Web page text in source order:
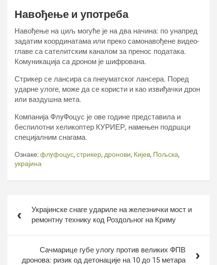
Навођење и употреба
Навођење на циљ могуће је на два начина: по унапред
задатим координатама или преко самонавођене видео-
главе са сателитским каналом за пренос података.
Комуникација са дроном је шифрована.
Стрикер се лансира са пнеуматског лансера. Поред
ударне улоге, може да се користи и као извиђачки дрон
или ваздушна мета.
Компанија ФлyФоцус је ове године представила и
беспилотни хеликоптер КУРИЕР, намењен подршци
специјалним снагама.
Ознаке:флyфоцус, стрикер, дронови, Кијев, Пољска,
украјина
чланкаУкрајинске снаге удариле на железнички мост и
ремонтну технику код Роздољног на Криму
Сачмарице губе улогу против великих ФПВ
дронова: ризик од детонације на 10 до 15 метара